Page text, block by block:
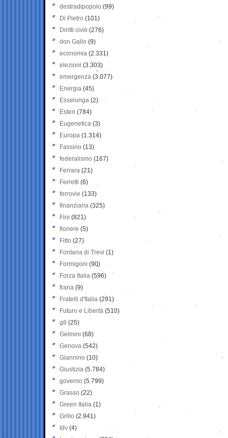
destradipopolo (99)
Di Pietro (101)
Diritti civili (276)
don Gallo (9)
economia (2.331)
elezioni (3.303)
emergenza (3.077)
Energia (45)
Esselunga (2)
Esteri (784)
Eugenetica (3)
Europa (1.314)
Fassino (13)
federalismo (167)
Ferrara (21)
Ferretti (6)
ferrovie (133)
finanziaria (325)
Fini (821)
fioriere (5)
Fitto (27)
Fontana di Trevi (1)
Formigoni (90)
Forza Italia (596)
frana (9)
Fratelli d'Italia (291)
Futuro e Libertà (510)
g8 (25)
Gelmini (68)
Genova (542)
Giannino (10)
Giustizia (5.784)
governo (5.799)
Grasso (22)
Green Italia (1)
Grillo (2.941)
Idv (4)